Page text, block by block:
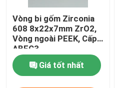
Vòng bi gốm Zirconia
608 8x22x7mm ZrO2,
Vòng ngoài PEEK, Cấp
ABEC3
Giá tốt nhất